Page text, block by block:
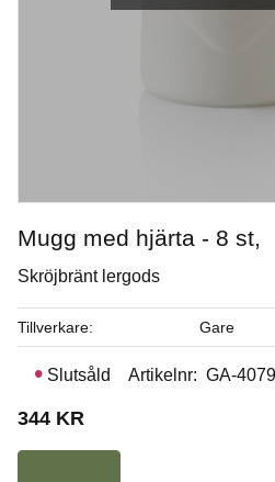
Stengodslera - drejning 25%
Mugg med hjärta - 8 st,
Skröjbränt lergods
344 KR
Slutsåld Artikelnr GA-4079
Tillverkare Gare